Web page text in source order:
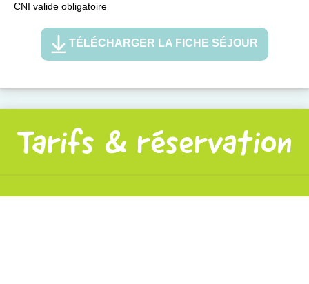
CNI valide obligatoire
TÉLÉCHARGER LA FICHE SÉJOUR
Tarifs & réservation